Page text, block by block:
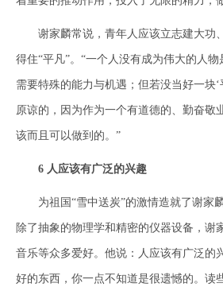
谢家麟常说，青年人应该立志建大功
得住“平凡”。“一个人没有成为伟大的人
需要特殊的能力与机遇；但若没当好一块
原谅的，因为作为一个有道德的、勤奋敬
该而且可以做到的。”
6 人应该有广泛的兴趣
为祖国“雪中送炭”的激情造就了谢家麟
除了抽象的物理学和精密的仪器设备，谢
音乐等众多爱好。他说：人应该有广泛的
好的东西，你一点不知道是很遗憾的。读